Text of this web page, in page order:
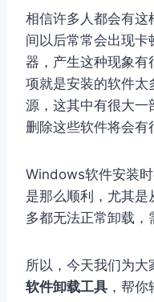
相信许多人都会有这
间以后常常会出现
器，产生这种现象有
项就是安装的软件太
源，这其中有很大一
删除这些软件将会有
Windows软件安装
是那么顺利，尤其是
多都无法正常卸载，
所以，今天我们为大
软件卸载工具 ，帮